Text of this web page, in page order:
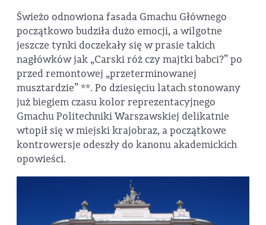
Świeżo odnowiona fasada Gmachu Głównego
początkowo budziła dużo emocji, a wilgotne
jeszcze tynki doczekały się w prasie takich
nagłówków jak „Carski róż czy majtki babci?” po
przed remontowej „przeterminowanej
musztardzie” **. Po dziesięciu latach stonowany
już biegiem czasu kolor reprezentacyjnego
Gmachu Politechniki Warszawskiej delikatnie
wtopił się w miejski krajobraz, a początkowe
kontrowersje odeszły do kanonu akademickich
opowieści.